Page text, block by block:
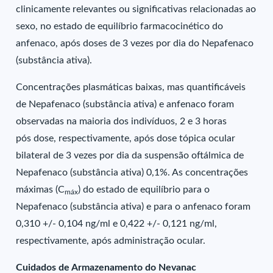
clinicamente relevantes ou significativas relacionadas ao
sexo, no estado de equilíbrio farmacocinético do
anfenaco, após doses de 3 vezes por dia do Nepafenaco
(substância ativa).
Concentrações plasmáticas baixas, mas quantificáveis
de Nepafenaco (substância ativa) e anfenaco foram
observadas na maioria dos indivíduos, 2 e 3 horas
pós dose, respectivamente, após dose tópica ocular
bilateral de 3 vezes por dia da suspensão oftálmica de
Nepafenaco (substância ativa) 0,1%. As concentrações
máximas (Cmáx) do estado de equilíbrio para o
Nepafenaco (substância ativa) e para o anfenaco foram
0,310 +/- 0,104 ng/ml e 0,422 +/- 0,121 ng/ml,
respectivamente, após administração ocular.
Cuidados de Armazenamento do Nevanac